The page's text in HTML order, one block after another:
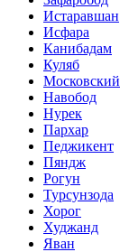
Истаравшан
Исфара
Канибадам
Куляб
Московский
Навобод
Нурек
Пархар
Педжикент
Пяндж
Рогун
Турсунзода
Хорог
Худжанд
Яван